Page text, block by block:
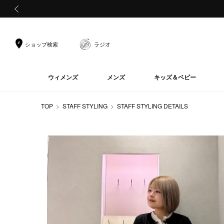
ショップ検索 ラジオ
ウィメンズ メンズ キッズ＆ベビー
TOP STAFF STYLING STAFF STYLING DETAILS